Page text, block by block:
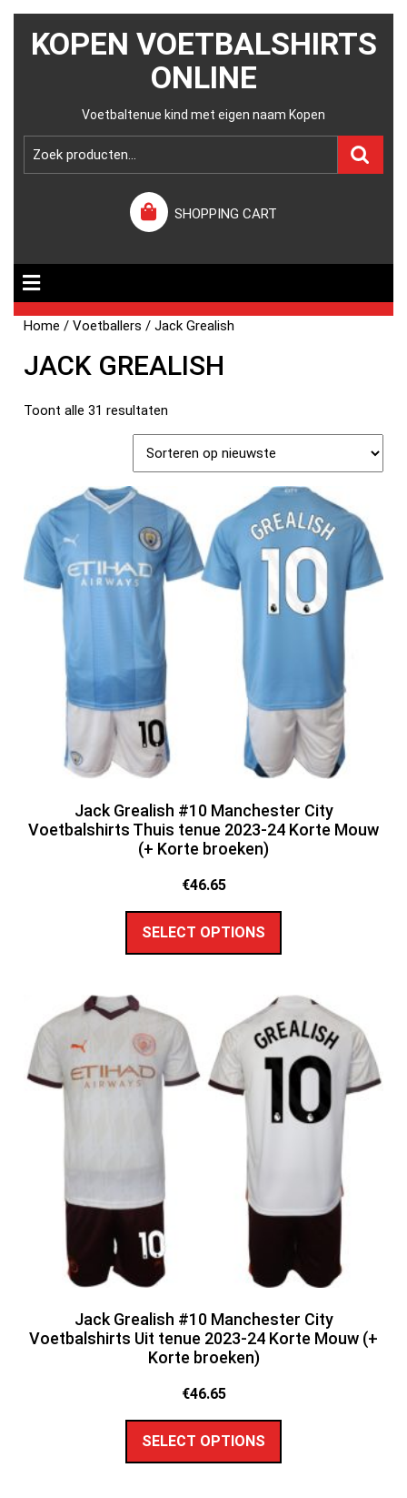
KOPEN VOETBALSHIRTS
ONLINE
Voetbaltenue kind met eigen naam Kopen
SHOPPING CART
Home /Voetballers / Jack Grealish
JACK GREALISH
Toont alle 31 resultaten
Jack Grealish #10 Manchester City
Voetbalshirts Thuis tenue 2023-24 Korte Mouw
(+ Korte broeken)
€46.65
SELECT OPTIONS
Jack Grealish #10 Manchester City
Voetbalshirts Uit tenue 2023-24 Korte Mouw (+
Korte broeken)
€46.65
SELECT OPTIONS